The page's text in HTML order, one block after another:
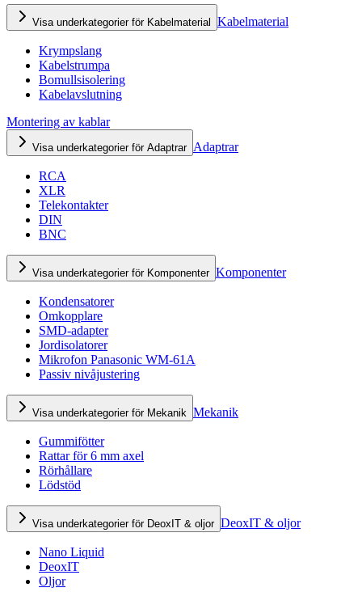
Visa underkategorier för Kabelmaterial Kabelmaterial
Krympslang
Kabelstrumpa
Bomullsisolering
Kabelavslutning
Montering av kablar
Visa underkategorier för Adaptrar Adaptrar
RCA
XLR
Telekontakter
DIN
BNC
Visa underkategorier för Komponenter Komponenter
Kondensatorer
Omkopplare
SMD-adapter
Jordisolatorer
Mikrofon Panasonic WM-61A
Passiv nivåjustering
Visa underkategorier för Mekanik Mekanik
Gummifötter
Rattar för 6 mm axel
Rörhållare
Lödstöd
Visa underkategorier för DeoxIT & oljor DeoxIT & oljor
Nano Liquid
DeoxIT
Oljor